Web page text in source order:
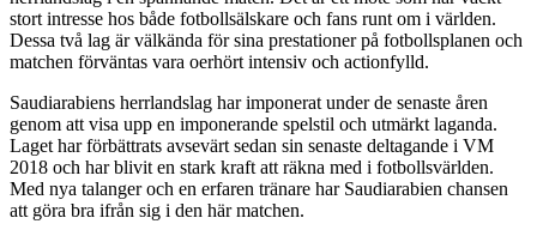
stort intresse hos både fotbollsälskare och fans runt om i världen.
Dessa två lag är välkända för sina prestationer på fotbollsplanen och
matchen förväntas vara oerhört intensiv och actionfylld.
Saudiarabiens herrlandslag har imponerat under de senaste åren
genom att visa upp en imponerande spelstil och utmärkt laganda.
Laget har förbättrats avsevärt sedan sin senaste deltagande i VM
2018 och har blivit en stark kraft att räkna med i fotbollsvärlden.
Med nya talanger och en erfaren tränare har Saudiarabien chansen
att göra bra ifrån sig i den här matchen.